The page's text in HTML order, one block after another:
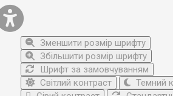
Зменшити розмір шрифту
Збільшити розмір шрифту
Шрифт за замовчуванням
Світлий контраст
Темний